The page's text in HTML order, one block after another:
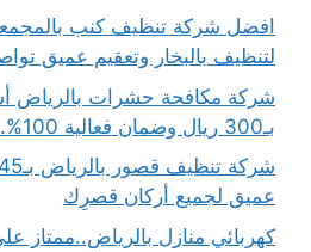
لتنظيف بالبخار وتعقيم عميق
شركة مكافحة حشرات بالرياض
بـ300 ريال وضمان فعالية 100%..اتصل بنا
عميق لجميع أركان قصرِك